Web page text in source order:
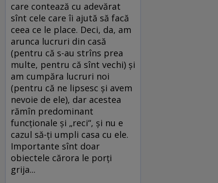
care contează cu adevărat
sînt cele care îi ajută să facă
ceea ce le place. Deci, da, am
arunca lucruri din casă
(pentru că s-au strîns prea
multe, pentru că sînt vechi) și
am cumpăra lucruri noi
(pentru că ne lipsesc și avem
nevoie de ele), dar acestea
rămîn predominant
funcționale și „reci“, și nu e
cazul să-ți umpli casa cu ele.
Importante sînt doar
obiectele cărora le porți
grija...